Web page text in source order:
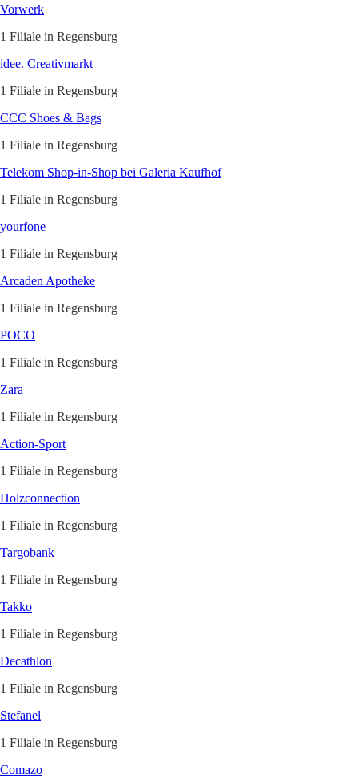
Vorwerk
1 Filiale in Regensburg
idee. Creativmarkt
1 Filiale in Regensburg
CCC Shoes & Bags
1 Filiale in Regensburg
Telekom Shop-in-Shop bei Galeria Kaufhof
1 Filiale in Regensburg
yourfone
1 Filiale in Regensburg
Arcaden Apotheke
1 Filiale in Regensburg
POCO
1 Filiale in Regensburg
Zara
1 Filiale in Regensburg
Action-Sport
1 Filiale in Regensburg
Holzconnection
1 Filiale in Regensburg
Targobank
1 Filiale in Regensburg
Takko
1 Filiale in Regensburg
Decathlon
1 Filiale in Regensburg
Stefanel
1 Filiale in Regensburg
Comazo